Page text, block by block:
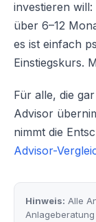
investieren
über 6–12
es ist einfach
Einstiegskurs.
Für alle, die
Advisor
nimmt die
Advisor-
Hinweis: Alle